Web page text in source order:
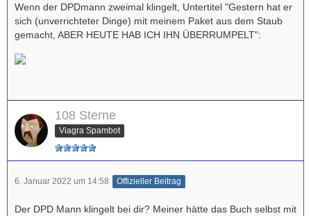
Wenn der DPDmann zweimal klingelt, Untertitel "Gestern hat er
sich (unverrichteter Dinge) mit meinem Paket aus dem Staub
gemacht, ABER HEUTE HAB ICH IHN ÜBERRUMPELT":
108 Sterne
Viagra Spambot
6. Januar 2022 um 14:58 Offizieller Beitrag
Der DPD Mann klingelt bei dir? Meiner hätte das Buch selbst mit